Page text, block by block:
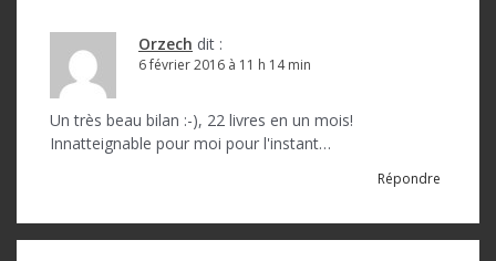
Orzech dit :
6 février 2016 à 11 h 14 min
Un très beau bilan :-), 22 livres en un mois!
Innatteignable pour moi pour l'instant…
Répondre